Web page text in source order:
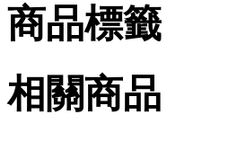
商品標籤
相關商品